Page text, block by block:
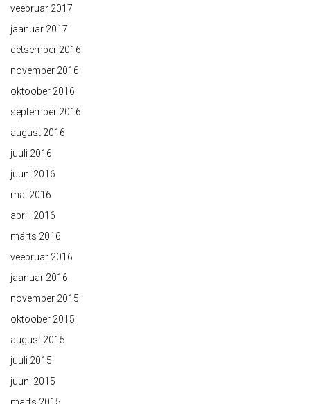
veebruar 2017
jaanuar 2017
detsember 2016
november 2016
oktoober 2016
september 2016
august 2016
juuli 2016
juuni 2016
mai 2016
aprill 2016
märts 2016
veebruar 2016
jaanuar 2016
november 2015
oktoober 2015
august 2015
juuli 2015
juuni 2015